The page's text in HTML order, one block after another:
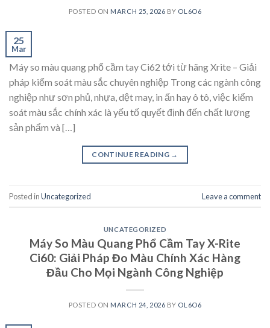
POSTED ON MARCH 25, 2026 BY OL6O6
25
Mar
Máy so màu quang phổ cầm tay Ci62 tới từ hãng Xrite – Giải
pháp kiểm soát màu sắc chuyên nghiệp Trong các ngành công
nghiệp như sơn phủ, nhựa, dệt may, in ấn hay ô tô, việc kiểm
soát màu sắc chính xác là yếu tố quyết định đến chất lượng
sản phẩm và […]
CONTINUE READING →
Posted inUncategorized Leave a comment
UNCATEGORIZED
Máy So Màu Quang Phổ Cầm Tay X-Rite
Ci60: Giải Pháp Đo Màu Chính Xác Hàng
Đầu Cho Mọi Ngành Công Nghiệp
POSTED ON MARCH 24, 2026 BY OL6O6